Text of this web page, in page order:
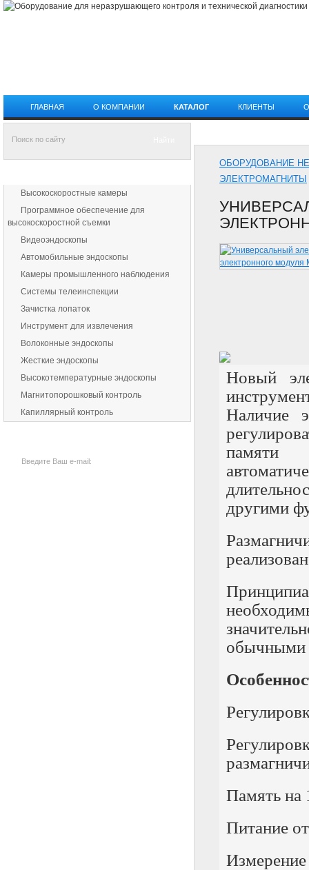
ГЛАВНАЯ О КОМПАНИИ КАТАЛОГ КЛИЕНТЫ
Высокоскоростные камеры
Программное обеспечение для
высокоскоростной съемки
Видеоэндоскопы
Автомобильные эндоскопы
Камеры промышленного наблюдения
Системы телеинспекции
Зачистка лопаток
Инструмент для извлечения
Волоконные эндоскопы
Жесткие эндоскопы
Высокотемпературные эндоскопы
Магнитопорошковый контроль
Капиллярный контроль
ОБОРУДОВАНИЕ
ЭЛЕКТРОМАГНИТЫ
Новый
Наличие
памяти
другими
обычными
Память на
Питание
Измерение